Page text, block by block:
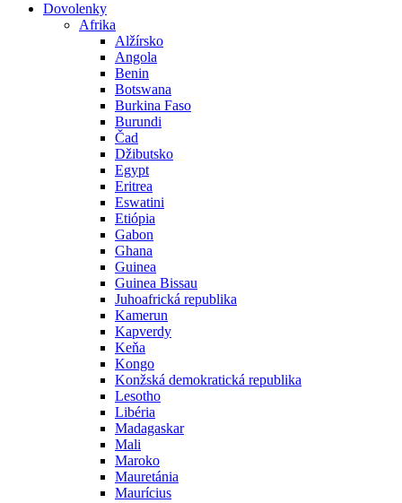
Dovolenky
Afrika
Alžírsko
Angola
Benin
Botswana
Burkina Faso
Burundi
Čad
Džibutsko
Egypt
Eritrea
Eswatini
Etiópia
Gabon
Ghana
Guinea
Guinea Bissau
Juhoafrická republika
Kamerun
Kapverdy
Keňa
Kongo
Konžská demokratická republika
Lesotho
Libéria
Madagaskar
Mali
Maroko
Mauretánia
Maurícius